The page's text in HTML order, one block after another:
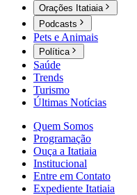
Orações Itatiaia
Podcasts
Pets e Animais
Política
Saúde
Trends
Turismo
Últimas Notícias
Quem Somos
Programação
Ouça a Itatiaia
Institucional
Entre em Contato
Expediente Itatiaia